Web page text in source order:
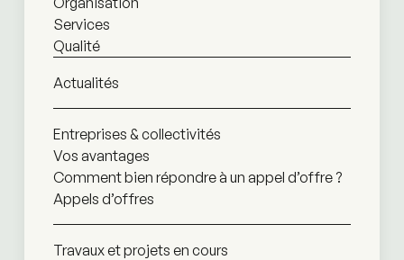
Services
Qualité
Actualités
Entreprises & collectivités
Vos avantages
Comment bien répondre à un appel d’offre ?
Appels d’offres
Travaux et projets en cours